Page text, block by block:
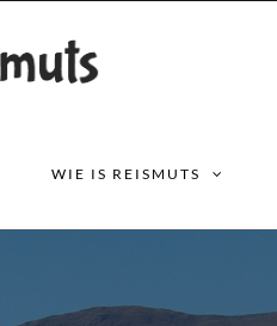
WIE IS REISMUTS